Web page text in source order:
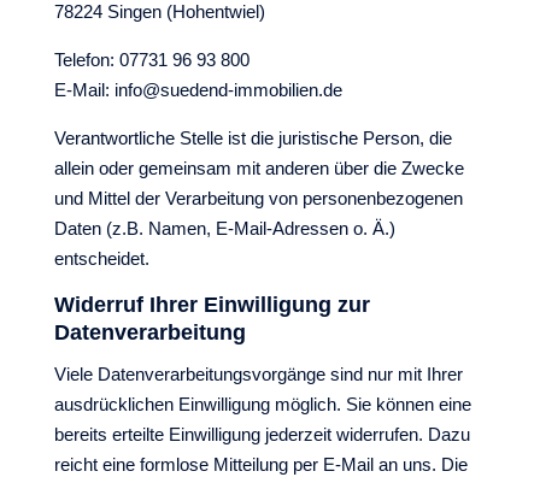
78224 Singen (Hohentwiel)
Telefon: 07731 96 93 800
E-Mail: info@suedend-immobilien.de
Verantwortliche Stelle ist die juristische Person, die
allein oder gemeinsam mit anderen über die Zwecke
und Mittel der Verarbeitung von personenbezogenen
Daten (z.B. Namen, E-Mail-Adressen o. Ä.)
entscheidet.
Widerruf Ihrer Einwilligung zur
Datenverarbeitung
Viele Datenverarbeitungsvorgänge sind nur mit Ihrer
ausdrücklichen Einwilligung möglich. Sie können eine
bereits erteilte Einwilligung jederzeit widerrufen. Dazu
reicht eine formlose Mitteilung per E-Mail an uns. Die